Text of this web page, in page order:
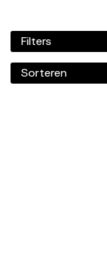
Filters
Sorteren